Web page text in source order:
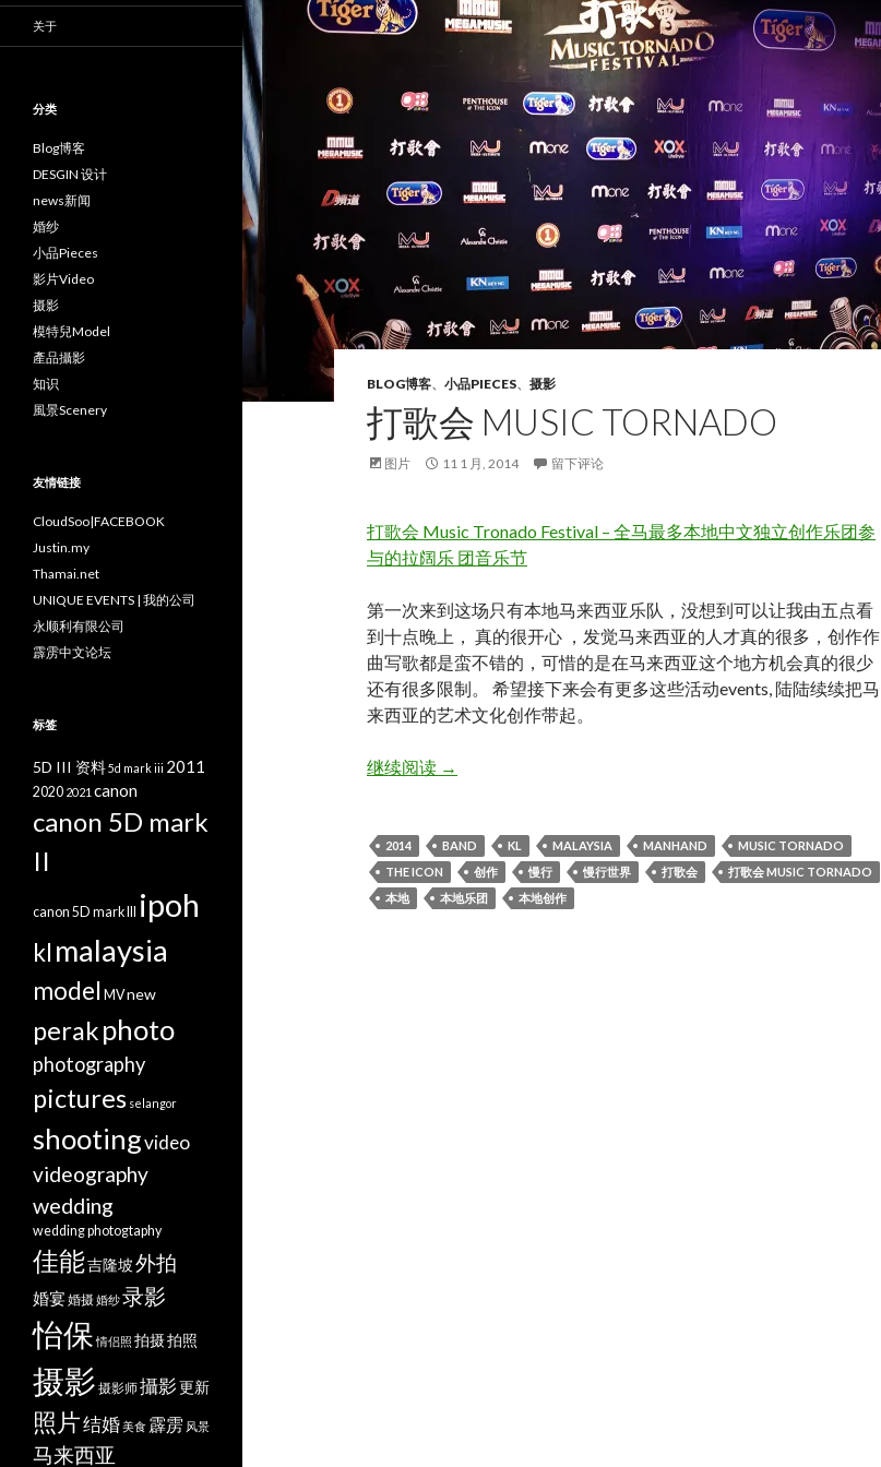
BLOG博客、 小品PIECES、 摄影
打歌会 MUSIC TORNADO
图片 11 1 月, 2014 留下评论
打歌会 Music Tronado Festival – 全马最多本地中文独立创作乐团参
与的拉阔乐 团音乐节
第一次来到这场只有本地马来西亚乐队，没想到可以让我由五点看
到十点晚上， 真的很开心 ，发觉马来西亚的人才真的很多，创作作
曲写歌都是蛮不错的，可惜的是在马来西亚这个地方机会真的很少
还有很多限制。 希望接下来会有更多这些活动events, 陆陆续续把马
来西亚的艺术文化创作带起。
继续阅读打歌会 MUSIC TORNADO
→
2014 BAND KL MALAYSIA MANHAND
MUSIC TORNADO
THE ICON
创作 慢行 慢行世界 打歌会
打歌会 MUSIC TORNADO
本地
本地乐团 本地创作
关于
分类
Blog博客
DESGIN 设计
news新闻
婚纱
小品Pieces
影片Video
摄影
模特兒Model
產品攝影
知识
風景Scenery
友情链接
CloudSoo|FACEBOOK
Justin.my
Thamai.net
UNIQUE EVENTS | 我的公司
永顺利有限公司
霹雳中文论坛
标签
5D III 资料5d mark iii 2011
2020 2021 canon
canon 5D mark
II
canon 5D mark III ipoh
kl malaysia
model MVnew
perakphoto
photography
pictures selangor
shootingvideo
videography
wedding
wedding photogtaphy
佳能吉隆坡外拍
婚宴婚摄婚纱录影
怡保 情侣照 拍摄拍照
摄影 摄影师攝影更新
照片结婚美食 霹雳 风景
马来西亚